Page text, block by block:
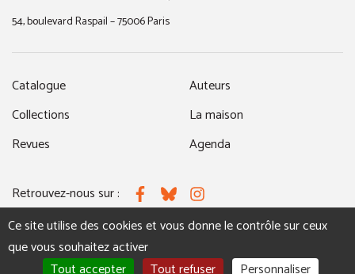
54, boulevard Raspail – 75006 Paris
Catalogue
Collections
Revues
Auteurs
La maison
Agenda
Retrouvez-nous sur : FacebookBlueskyInstagram
MENTIONS LÉGALES NOUS CONTACTER
Ce site utilise des cookies et vous donne le contrôle sur ceux
que vous souhaitez activer
Tout accepter
Tout refuser Personnaliser